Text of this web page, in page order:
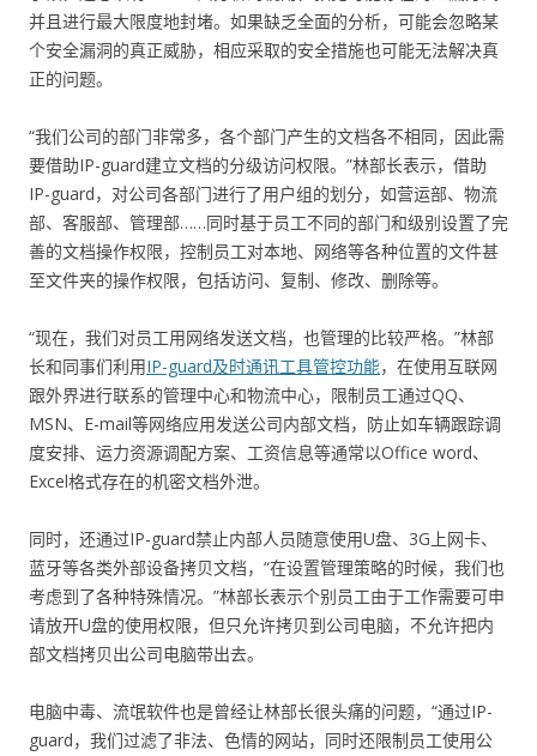
并且进行最大限度地封堵。如果缺乏全面的分析，可能会忽略某
个安全漏洞的真正威胁，相应采取的安全措施也可能无法解决真
正的问题。
“我们公司的部门非常多，各个部门产生的文档各不相同，因此需
要借助IP-guard建立文档的分级访问权限。”林部长表示，借助
IP-guard，对公司各部门进行了用户组的划分，如营运部、物流
部、客服部、管理部……同时基于员工不同的部门和级别设置了完
善的文档操作权限，控制员工对本地、网络等各种位置的文件甚
至文件夹的操作权限，包括访问、复制、修改、删除等。
“现在，我们对员工用网络发送文档，也管理的比较严格。”林部
长和同事们利用IP-guard及时通讯工具管控功能，在使用互联网
跟外界进行联系的管理中心和物流中心，限制员工通过QQ、
MSN、E-mail等网络应用发送公司内部文档，防止如车辆跟踪调
度安排、运力资源调配方案、工资信息等通常以Office word、
Excel格式存在的机密文档外泄。
同时，还通过IP-guard禁止内部人员随意使用U盘、3G上网卡、
蓝牙等各类外部设备拷贝文档，“在设置管理策略的时候，我们也
考虑到了各种特殊情况。”林部长表示个别员工由于工作需要可申
请放开U盘的使用权限，但只允许拷贝到公司电脑，不允许把内
部文档拷贝出公司电脑带出去。
电脑中毒、流氓软件也是曾经让林部长很头痛的问题，“通过IP-
guard，我们过滤了非法、色情的网站，同时还限制员工使用公